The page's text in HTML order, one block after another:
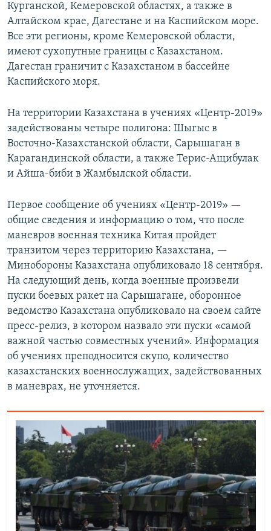
Курганской, Кемеровской областях, а также в
Алтайском крае, Дагестане и на Каспийском море.
Все эти регионы, кроме Кемеровской области,
имеют сухопутные границы с Казахстаном.
Дагестан граничит с Казахстаном в бассейне
Каспийского моря.
На территории Казахстана в учениях «Центр-2019»
задействованы четыре полигона: Шыгыс в
Восточно-Казахстанской области, Сарышаган в
Карагандинской области, а также Терис-Ащибулак
и Айша-биби в Жамбылской области.
Первое сообщение об учениях «Центр-2019» —
общие сведения и информацию о том, что после
маневров военная техника Китая пройдет
транзитом через территорию Казахстана, —
Минобороны Казахстана опубликовало 18 сентября.
На следующий день, когда военные произвели
пуски боевых ракет на Сарышагане, оборонное
ведомство Казахстана опубликовало на своем сайте
пресс-релиз, в котором назвало эти пуски «самой
важной частью совместных учений». Информация
об учениях преподносится скупо, количество
казахстанских военнослужащих, задействованных
в маневрах, не уточняется.